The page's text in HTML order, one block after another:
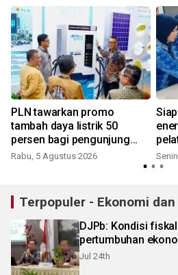
PLN tawarkan promo
tambah daya listrik 50
persen bagi pengunjung
GIIAS 2026
Rabu, 5 Agustus 2026
Terpopuler - Ekonomi
DJPb: Kondisi
pertumbuhan
Jul 24th